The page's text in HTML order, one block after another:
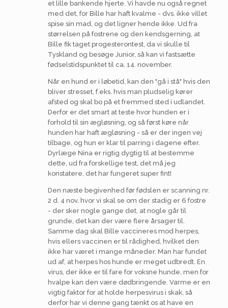
et lille bankende hjerte. Vi havde nu også regnet
med det, for Bille har haft kvalme - dvs. ikke villet
spise sin mad, og det ligner hende ikke. Ud fra
størrelsen på fostrene og den kendsgerning, at
Bille fik taget progesterontest, da vi skulle til
Tyskland og besøge Junior, så kan vi fastsætte
fødselstidspunktet til ca. 14. november.
Når en hund er i løbetid, kan den "gå i stå" hvis den
bliver stresset, f.eks. hvis man pludselig kører
afsted og skal bo på et fremmed sted i udlandet.
Derfor er det smart at teste hvor hunden er i
forhold til sin ægløsning, og så først køre når
hunden har haft ægløsning - så er der ingen vej
tilbage, og hun er klar til parring i dagene efter.
Dyrlæge Nina er rigtig dygtig til at bestemme
dette, ud fra forskellige test, det må jeg
konstatere, det har fungeret super fint!
Den næste begivenhed før fødslen er scanning nr.
2 d. 4 nov, hvor vi skal se om der stadig er 6 fostre
- der sker nogle gange det, at nogle går til
grunde, det kan der være flere årsager til.
Samme dag skal Bille vaccineres mod herpes,
hvis ellers vaccinen er til rådighed, hvilket den
ikke har været i mange måneder. Man har fundet
ud af, at herpes hos hunde er meget udbredt. En
virus, der ikke er til fare for voksne hunde, men for
hvalpe kan den være dødbringende. Varme er en
vigtig faktor for at holde herpesvirus i skak, så
derfor har vi denne gang tænkt os at have en